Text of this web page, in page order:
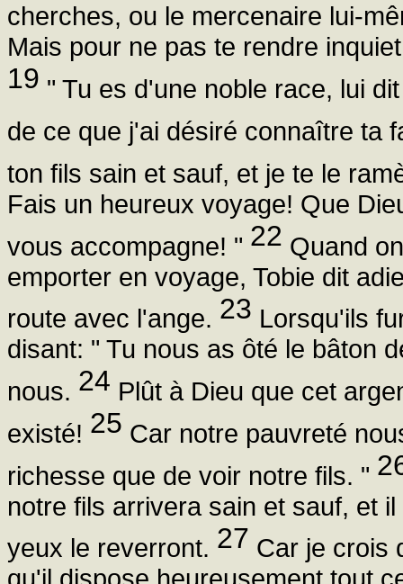
cherches, ou le mercenaire lui-
Mais pour ne pas te rendre
19 " Tu es d'une noble race, lui
de ce que j'ai désiré connaître ta
ton fils sain et sauf, et je te le
Fais un heureux voyage! Que
vous accompagne! " 22 Quand
emporter en voyage, Tobie dit
route avec l'ange. 23 Lorsqu'ils
disant: " Tu nous as ôté le bâton
nous. 24 Plût à Dieu que cet
existé! 25 Car notre pauvreté
richesse que de voir notre fils. "
notre fils arrivera sain et sauf, et
yeux le reverront. 27 Car je crois